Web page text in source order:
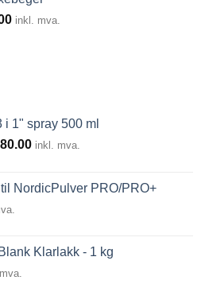
Prisområde:
inkl. mva.
i 1" spray 500 ml
Nåværende
kr280.00.
inkl. mva.
NordicPulver PRO/PRO+
Klarlakk - 1 kg